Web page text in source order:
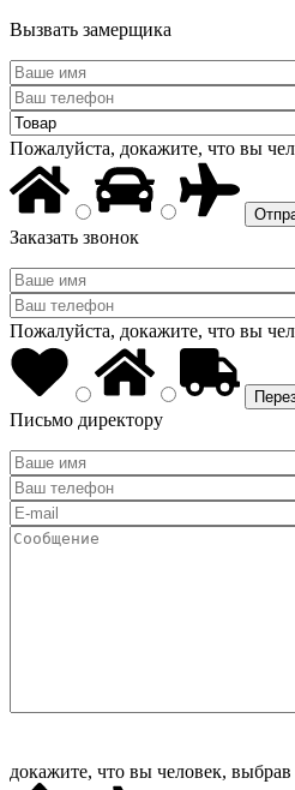
Вызвать замерщика
Пожалуйста, докажите, что вы
Заказать звонок
Пожалуйста, докажите, что вы
Письмо директору
докажите, что вы человек, выбрав